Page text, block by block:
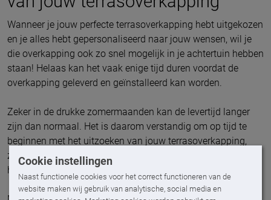
Cookie instellingen
Naast functionele cookies voor het correct functioneren van de
website maken wij gebruik van analytische, social media en
Wanneer je jouw perfecte terrasoverkapping hebt uitgekozen
en je alles hebt gepersonaliseerd naar jouw wensen, wil je
die overkapping ook zo snel mogelijk in je achtertuin hebben
staan! Helaas kan het vaak enige tijd duren voordat de
overkapping geleverd en geïnstalleerd kan worden.
Zeker in de drukke zomermaanden kan de levertijd langer
zijn dan normaal. Het is daarom verstandig om op tijd te
beginnen met het uitzoeken van jouw terrasoverkapping,
zodat je er zeker van bent dat je op tijd kunt genieten van
het buitenleven onder jouw nieuwe overkapping.